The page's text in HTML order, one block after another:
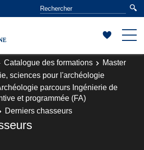
Catalogue des formations
Master
sciences pour l'archéologie
parcours Ingénierie de
et programmée (FA)
Derniers chasseurs